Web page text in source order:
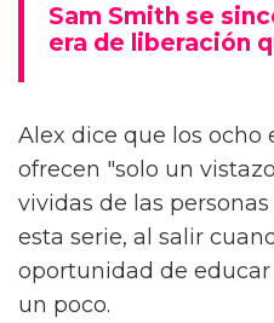
Sam Smith se
era de liberación
Alex dice que los ocho
ofrecen "solo un
vividas de las
esta serie, al salir
oportunidad de
un poco.